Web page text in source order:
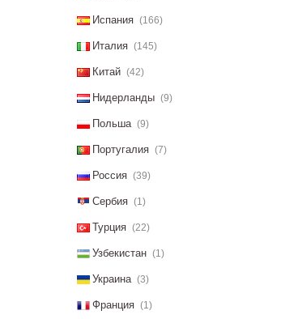
Испания (166)
Италия (145)
Китай (42)
Нидерланды (9)
Польша (9)
Португалия (7)
Россия (39)
Сербия (1)
Турция (22)
Узбекистан (1)
Украина (3)
Франция (1)